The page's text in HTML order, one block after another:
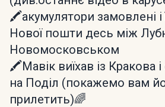
🖍️акумулятори замовлені
Нової пошти десь між
Новомосковськом
🖍️Мавік виїхав із Кракова
на Поділ (покажемо вам
прилетить)🌈